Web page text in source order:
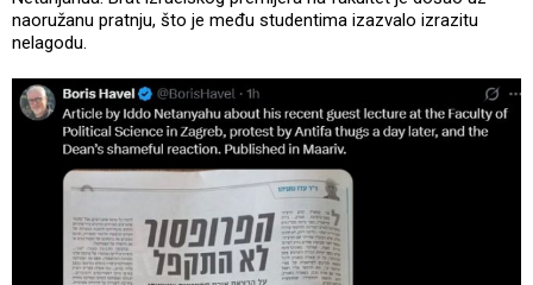
naoružanu pratnju, što je među studentima izazvalo izrazitu
nelagodu.